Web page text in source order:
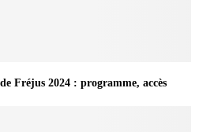
Fréjus 2024 : programme, accès